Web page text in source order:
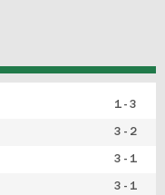
1 - 3
3 - 2
3 - 1
3 - 1